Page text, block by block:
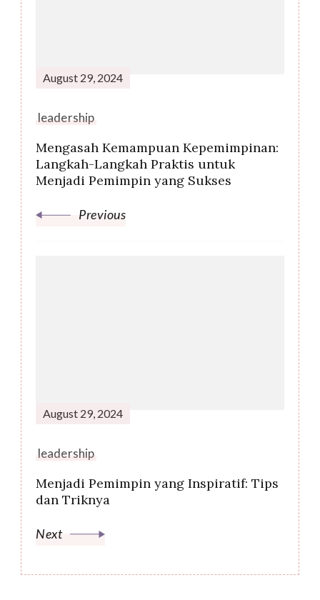
August 29, 2024
leadership
Mengasah Kemampuan Kepemimpinan:
Langkah-Langkah Praktis untuk
Menjadi Pemimpin yang Sukses
Previous
August 29, 2024
leadership
Menjadi Pemimpin yang Inspiratif: Tips
dan Triknya
Next